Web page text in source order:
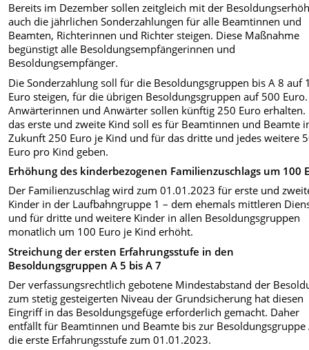
Bereits im Dezember sollen zeitgleich mit der
auch die jährlichen Sonderzahlungen für alle Beamtinnen und
Beamten, Richterinnen und Richter steigen. Diese Maßnahme
begünstigt alle Besoldungsempfängerinnen und
Besoldungsempfänger.
Die Sonderzahlung soll für die Besoldungsgruppen bis A 8 auf
Euro steigen, für die übrigen Besoldungsgruppen auf 500 Euro.
Anwärterinnen und Anwärter sollen künftig 250 Euro erhalten.
das erste und zweite Kind soll es für Beamtinnen und Beamte
Zukunft 250 Euro je Kind und für das dritte und jedes weitere
Euro pro Kind geben.
Erhöhung des kinderbezogenen Familienzuschlags um 100
Der Familienzuschlag wird zum 01.01.2023 für erste und
Kinder in der Laufbahngruppe 1 – dem ehemals mittleren
und für dritte und weitere Kinder in allen Besoldungsgruppen
monatlich um 100 Euro je Kind erhöht.
Streichung der ersten Erfahrungsstufe in den
Besoldungsgruppen A 5 bis A 7
Der verfassungsrechtlich gebotene Mindestabstand der
zum stetig gesteigerten Niveau der Grundsicherung hat diesen
Eingriff in das Besoldungsgefüge erforderlich gemacht. Daher
entfällt für Beamtinnen und Beamte bis zur Besoldungsgruppe
die erste Erfahrungsstufe zum 01.01.2023.